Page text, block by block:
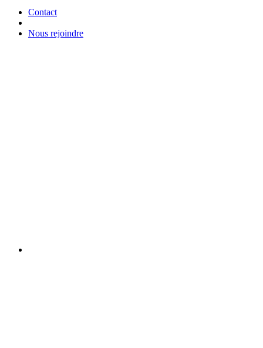
Contact
Nous rejoindre